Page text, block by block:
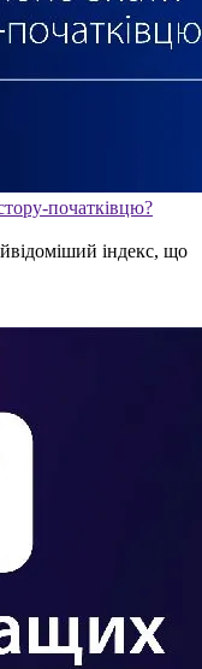
початківцю?
індекс, що